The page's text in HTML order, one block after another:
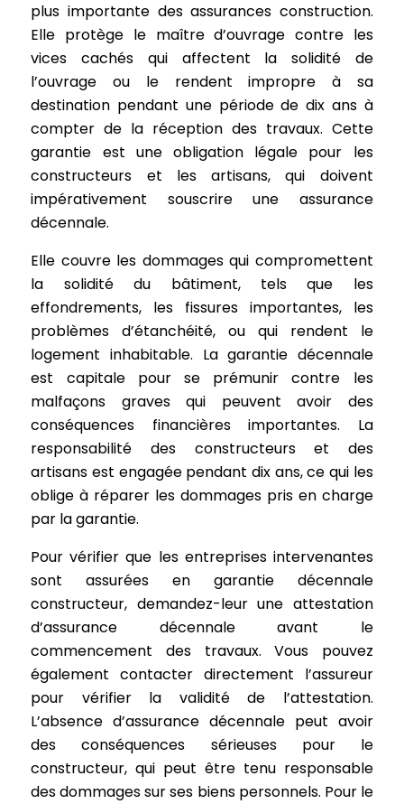
plus importante des assurances construction.
Elle protège le maître d’ouvrage contre les
vices cachés qui affectent la solidité de
l’ouvrage ou le rendent impropre à sa
destination pendant une période de dix ans à
compter de la réception des travaux. Cette
garantie est une obligation légale pour les
constructeurs et les artisans, qui doivent
impérativement souscrire une assurance
décennale.
Elle couvre les dommages qui compromettent
la solidité du bâtiment, tels que les
effondrements, les fissures importantes, les
problèmes d’étanchéité, ou qui rendent le
logement inhabitable. La garantie décennale
est capitale pour se prémunir contre les
malfaçons graves qui peuvent avoir des
conséquences financières importantes. La
responsabilité des constructeurs et des
artisans est engagée pendant dix ans, ce qui les
oblige à réparer les dommages pris en charge
par la garantie.
Pour vérifier que les entreprises intervenantes
sont assurées en garantie décennale
constructeur, demandez-leur une attestation
d’assurance décennale avant le
commencement des travaux. Vous pouvez
également contacter directement l’assureur
pour vérifier la validité de l’attestation.
L’absence d’assurance décennale peut avoir
des conséquences sérieuses pour le
constructeur, qui peut être tenu responsable
des dommages sur ses biens personnels. Pour le